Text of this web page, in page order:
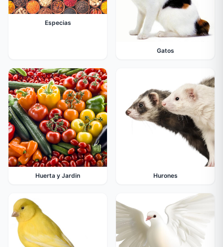
Especias
Gatos
Huerta y Jardin Hurones